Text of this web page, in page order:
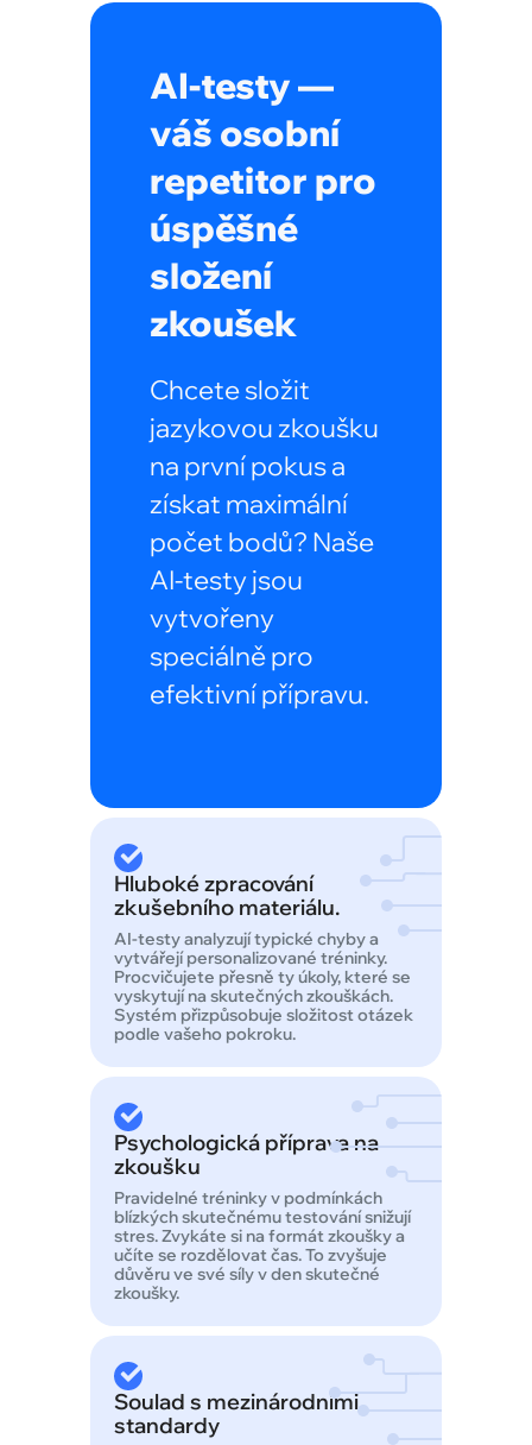
AI-testy —
váš osobní
repetitor pro
úspěšné
složení
zkoušek
Chcete složit
jazykovou zkoušku
na první pokus a
získat maximální
počet bodů? Naše
AI-testy jsou
vytvořeny
speciálně pro
efektivní přípravu.
Hluboké zpracování
zkušebního materiálu.
AI-testy analyzují typické chyby a
vytvářejí personalizované tréninky.
Procvičujete přesně ty úkoly, které se
vyskytují na skutečných zkouškách.
Systém přizpůsobuje složitost otázek
podle vašeho pokroku.
Psychologická příprava na
zkoušku
Pravidelné tréninky v podmínkách
blízkých skutečnému testování snižují
stres. Zvykáte si na formát zkoušky a
učíte se rozdělovat čas. To zvyšuje
důvěru ve své síly v den skutečné
zkoušky.
Soulad s mezinárodními
standardy